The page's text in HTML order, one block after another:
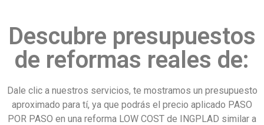
Descubre presupuestos
de reformas reales de:
Dale clic a nuestros servicios, te mostramos un presupuesto
aproximado para tí, ya que podrás el precio aplicado PASO
POR PASO en una reforma LOW COST de INGPLAD similar a